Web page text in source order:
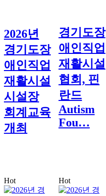
2026년
경기도장
애인직업
재활시설
시설장
회계교육
개최
경기도장
애인직업
재활시설
협회, 핀
란드
Autism
Fou…
Hot Hot